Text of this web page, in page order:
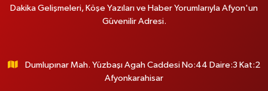
Dakika Gelişmeleri, Köşe Yazıları ve Haber Yorumlarıyla Afyon'un
Güvenilir Adresi.
Dumlupınar Mah. Yüzbaşı Agah Caddesi No:44 Daire:3 Kat:2
Afyonkarahisar